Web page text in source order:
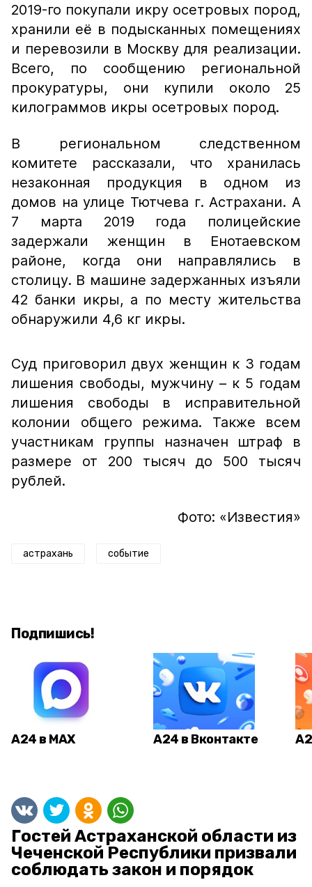
2019-го покупали икру осетровых пород,
хранили её в подысканных помещениях
и перевозили в Москву для реализации.
Всего, по сообщению региональной
прокуратуры, они купили около 25
килограммов икры осетровых пород.
В региональном следственном
комитете рассказали, что хранилась
незаконная продукция в одном из
домов на улице Тютчева г. Астрахани. А
7 марта 2019 года полицейские
задержали женщин в Енотаевском
районе, когда они направлялись в
столицу. В машине задержанных изъяли
42 банки икры, а по месту жительства
обнаружили 4,6 кг икры.
Суд приговорил двух женщин к 3 годам
лишения свободы, мужчину – к 5 годам
лишения свободы в исправительной
колонии общего режима. Также всем
участникам группы назначен штраф в
размере от 200 тысяч до 500 тысяч
рублей.
Фото: «Известия»
астрахань событие
Подпишись!
А24 в MAX А24 в Вконтакте
Гостей Астраханской области из
Чеченской Республики призвали
соблюдать закон и порядок